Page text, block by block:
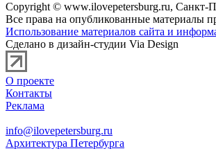
Copyright © www.ilovepetersburg.ru, Санкт-
Все права на опубликованные материалы
Использование материалов сайта и
Сделано в дизайн-студии Via Design
О проекте
Контакты
Реклама
info@ilovepetersburg.ru
Архитектура Петербурга